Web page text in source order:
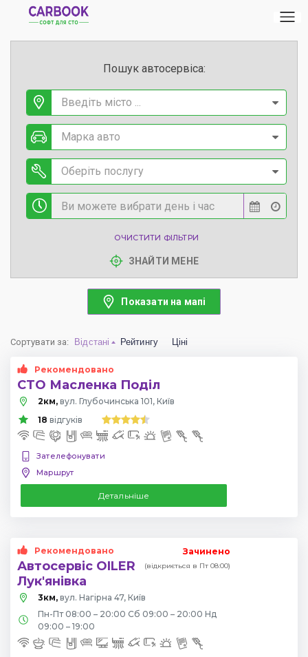
Пошук автосервіса:
Введіть місто ...
Марка авто
Оберіть послугу
ОЧИСТИТИ ФІЛЬТРИ
ЗНАЙТИ МЕНЕ
Показати на мапі
Сортувати за: Відстані Рейтингу Ціні
Рекомендовано
СТО Масленка Поділ
2км, вул. Глубочинська 101, Київ
18 відгуків
Зателефонувати
Маршрут
Детальніше
Рекомендовано
Автосервіс OILER
Лук'янівка
Зачинено
(відкриється в Пт 08:00)
3км, вул. Нагірна 47, Київ
Пн-Пт 08:00 – 20:00 Сб 09:00 – 20:00 Нд
09:00 – 19:00